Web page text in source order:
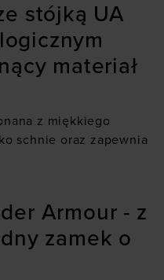
stójką UA
materiał
z miękkiego
schnie oraz zapewnia
Armour - z
zamek o